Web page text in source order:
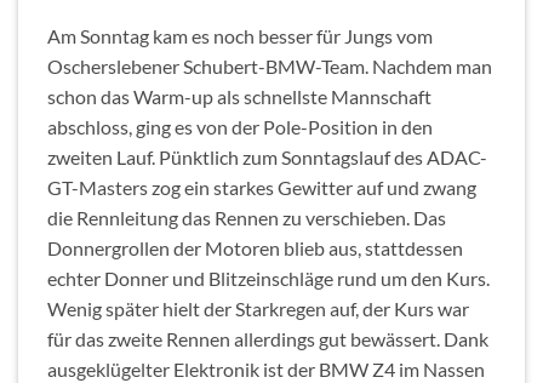
Am Sonntag kam es noch besser für Jungs vom
Oscherslebener Schubert-BMW-Team. Nachdem man
schon das Warm-up als schnellste Mannschaft
abschloss, ging es von der Pole-Position in den
zweiten Lauf. Pünktlich zum Sonntagslauf des ADAC-
GT-Masters zog ein starkes Gewitter auf und zwang
die Rennleitung das Rennen zu verschieben. Das
Donnergrollen der Motoren blieb aus, stattdessen
echter Donner und Blitzeinschläge rund um den Kurs.
Wenig später hielt der Starkregen auf, der Kurs war
für das zweite Rennen allerdings gut bewässert. Dank
ausgeklügelter Elektronik ist der BMW Z4 im Nassen